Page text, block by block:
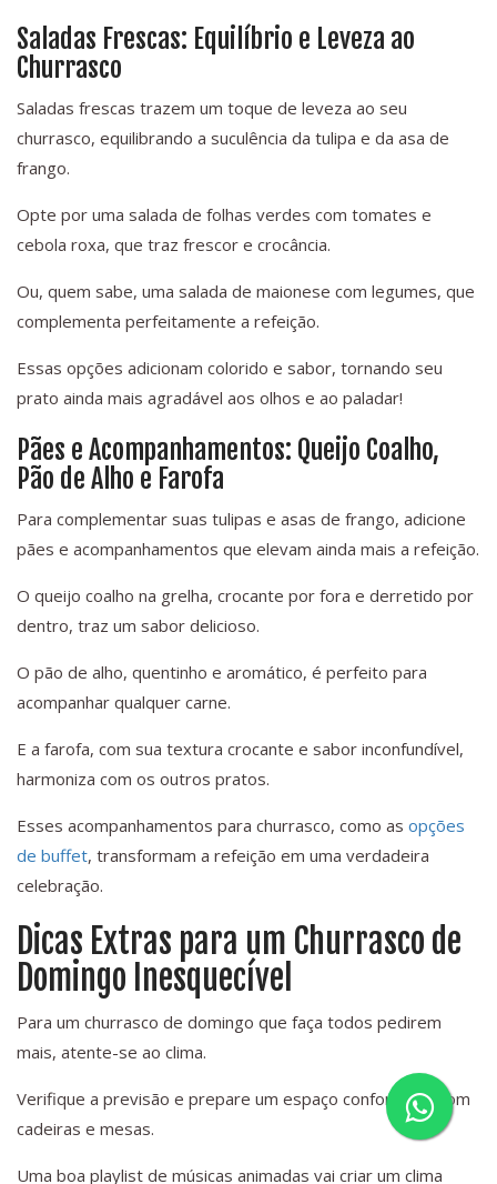
Saladas Frescas: Equilíbrio e Leveza ao
Churrasco
Saladas frescas trazem um toque de leveza ao seu
churrasco, equilibrando a suculência da tulipa e da asa de
frango.
Opte por uma salada de folhas verdes com tomates e
cebola roxa, que traz frescor e crocância.
Ou, quem sabe, uma salada de maionese com legumes, que
complementa perfeitamente a refeição.
Essas opções adicionam colorido e sabor, tornando seu
prato ainda mais agradável aos olhos e ao paladar!
Pães e Acompanhamentos: Queijo Coalho,
Pão de Alho e Farofa
Para complementar suas tulipas e asas de frango, adicione
pães e acompanhamentos que elevam ainda mais a refeição.
O queijo coalho na grelha, crocante por fora e derretido por
dentro, traz um sabor delicioso.
O pão de alho, quentinho e aromático, é perfeito para
acompanhar qualquer carne.
E a farofa, com sua textura crocante e sabor inconfundível,
harmoniza com os outros pratos.
Esses acompanhamentos para churrasco, como as opções
de buffet, transformam a refeição em uma verdadeira
celebração.
Dicas Extras para um Churrasco de
Domingo Inesquecível
Para um churrasco de domingo que faça todos pedirem
mais, atente-se ao clima.
Verifique a previsão e prepare um espaço confortável, com
cadeiras e mesas.
Uma boa playlist de músicas animadas vai criar um clima